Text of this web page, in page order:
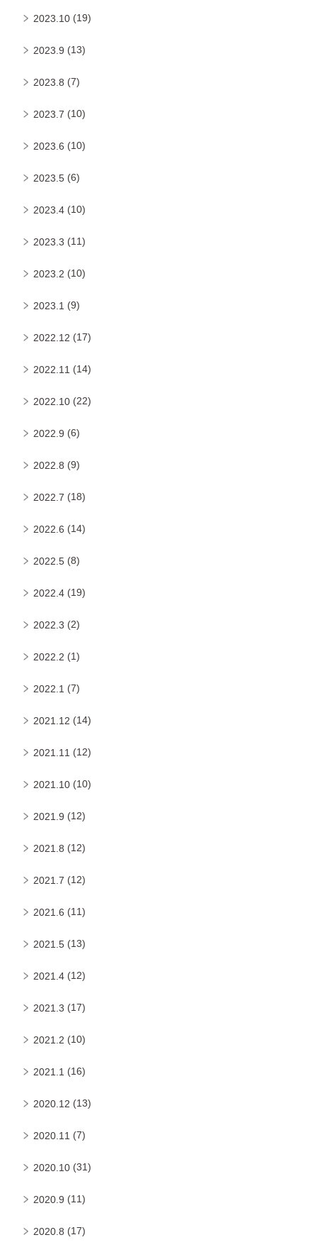
2023.10 (19)
2023.9 (13)
2023.8 (7)
2023.7 (10)
2023.6 (10)
2023.5 (6)
2023.4 (10)
2023.3 (11)
2023.2 (10)
2023.1 (9)
2022.12 (17)
2022.11 (14)
2022.10 (22)
2022.9 (6)
2022.8 (9)
2022.7 (18)
2022.6 (14)
2022.5 (8)
2022.4 (19)
2022.3 (2)
2022.2 (1)
2022.1 (7)
2021.12 (14)
2021.11 (12)
2021.10 (10)
2021.9 (12)
2021.8 (12)
2021.7 (12)
2021.6 (11)
2021.5 (13)
2021.4 (12)
2021.3 (17)
2021.2 (10)
2021.1 (16)
2020.12 (13)
2020.11 (7)
2020.10 (31)
2020.9 (11)
2020.8 (17)